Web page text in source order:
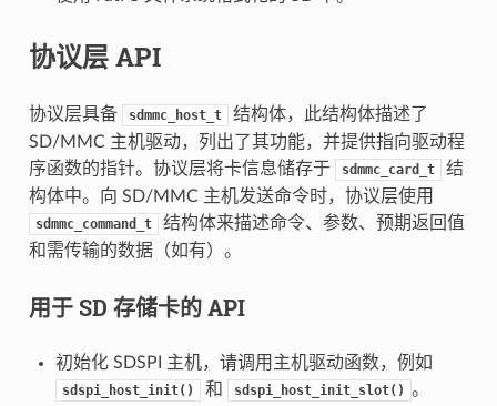
协议层 API
协议层具备 sdmmc_host_t
结构体，此结构体描述了
SD/MMC 主机驱动，列出了其功能，并提供指向驱动程
序函数的指针。协议层将卡信息储存于
sdmmc_card_t
结
构体中。向 SD/MMC 主机发送命令时，协议层使用
sdmmc_command_t
结构体来描述命令、参数、预期返回值
和需传输的数据（如有）。
用于 SD 存储卡的 API
初始化 SDSPI 主机，请调用主机驱动函数，例如
sdspi_host_init() 和 sdspi_host_init_slot() 。